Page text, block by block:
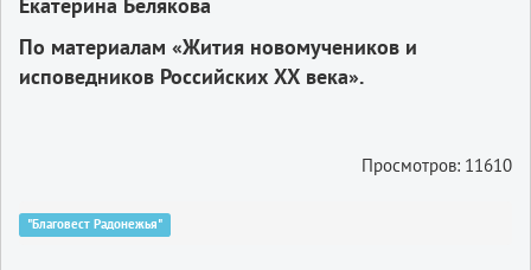
По материалам «Жития новомучеников и
исповедников Российских ХХ века».
Просмотров: 11610
"Благовест Радонежья"